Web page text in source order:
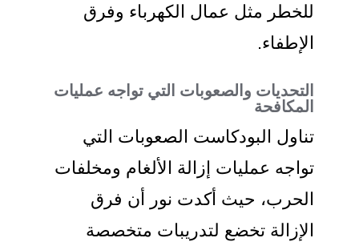
للخطر مثل عمال الكهرباء وفرق
الإطفاء.
التحديات والصعوبات التي تواجه عمليات
المكافحة
تناول البودكاست الصعوبات التي
تواجه عمليات إزالة الألغام ومخلفات
الحرب، حيث أكدت نور أن فرق
الإزالة تخضع لتدريبات متخصصة